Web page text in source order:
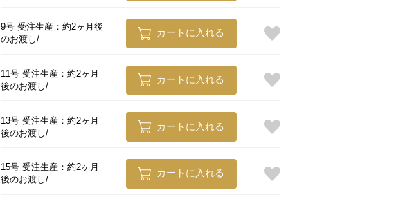
9号 受注生産：約2ヶ月後
のお渡し
カートに入れる
11号 受注生産：約2ヶ月
後のお渡し
カートに入れる
13号 受注生産：約2ヶ月
後のお渡し
カートに入れる
15号 受注生産：約2ヶ月
後のお渡し
カートに入れる